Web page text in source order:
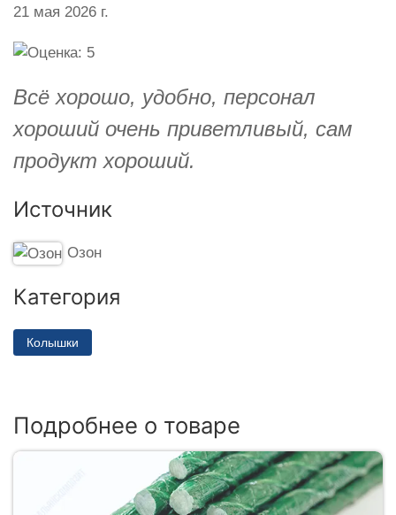
21 мая 2026 г.
Всё хорошо, удобно, персонал
хороший очень приветливый, сам
продукт хороший.
Источник
Озон
Категория
Колышки
Подробнее о товаре